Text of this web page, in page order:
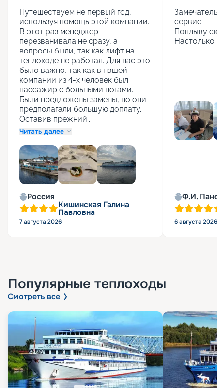
Путешествуем не первый год,
используя помощь этой компании.
В этот раз менеджер
перезванивала не сразу, а
вопросы были, так как лифт на
теплоходе не работал. Для нас это
было важно, так как в нашей
компании из 4-х человек был
пассажир с больными ногами.
Были предложены замены, но они
предполагали большую доплату.
Оставив прежний...
Читать далее
Россия
Кишинская Галина
Павловна
7 августа 2026
сервис
Поплыву
Ф.И.
6 августа 2026
Популярные теплоходы
Смотреть все